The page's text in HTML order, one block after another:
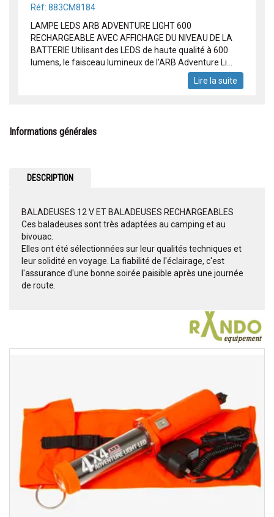
Réf: 883CM8184
LAMPE LEDS ARB ADVENTURE LIGHT 600
RECHARGEABLE AVEC AFFICHAGE DU NIVEAU DE LA
BATTERIE Utilisant des LEDS de haute qualité à 600
lumens, le faisceau lumineux de l'ARB Adventure Li...
Lire la suite
Informations générales
DESCRIPTION
BALADEUSES 12 V ET BALADEUSES RECHARGEABLES
Ces baladeuses sont très adaptées au camping et au
bivouac.
Elles ont été sélectionnées sur leur qualités techniques et
leur solidité en voyage. La fiabilité de l'éclairage, c'est
l'assurance d'une bonne soirée paisible après une journée
de route.